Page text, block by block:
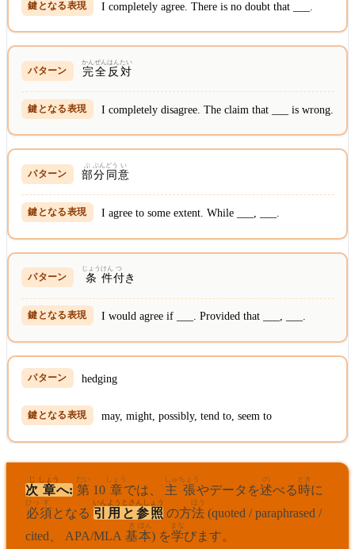
I completely agree. There is no doubt that ___.
完
かん
全
ぜん
反
はん
対
たい
I completely disagree. The claim that ___ is wrong.
部
ぶ
分
ぶん
同
どう
意
い
I agree to some extent. While ___, ___.
条
じょう
件
けん
付
つ
き
I would agree if ___. Provided that ___, ___.
hedging
may, might, possibly, tend to, seem to
次
じ
章
しょう
へ: 第
だい
10 章
しょう
では、 主
しゅ
張
ちょう
やデータを述
の
べる時
とき
に
必
ひっ
須
す
となる 引用と参照
いんようとさんしょう
の方法
ほう
(quoted / paraphrased /
cited、 APA/MLA 基
き
本
ほん
) を学
まな
びます。